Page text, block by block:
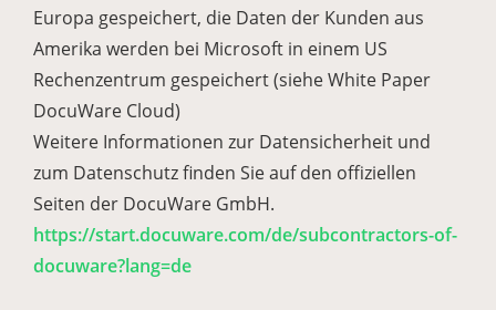
Europa gespeichert, die Daten der Kunden aus
Amerika werden bei Microsoft in einem US
Rechenzentrum gespeichert (siehe White Paper
DocuWare Cloud)
Weitere Informationen zur Datensicherheit und
zum Datenschutz finden Sie auf den offiziellen
Seiten der DocuWare GmbH.
https://start.docuware.com/de/subcontractors-of-
docuware?lang=de